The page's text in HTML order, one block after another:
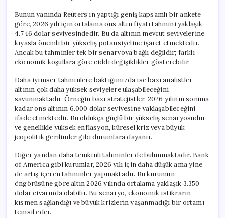
Bunun yanında Reuters’ın yaptığı geniş kapsamlı bir ankete
göre, 2026 yılı için ortalama ons altın fiyatı tahmini yaklaşık
4.746 dolar seviyesindedir. Bu da altının mevcut seviyelerine
kıyasla önemli bir yükseliş potansiyeline işaret etmektedir.
Ancak bu tahminler tek bir senaryoya bağlı değildir; farklı
ekonomik koşullara göre ciddi değişiklikler gösterebilir.
Daha iyimser tahminlere baktığımızda ise bazı analistler
altının çok daha yüksek seviyelere ulaşabileceğini
savunmaktadır. Örneğin bazı stratejistler, 2026 yılının sonuna
kadar ons altının 6.000 dolar seviyesine yaklaşabileceğini
ifade etmektedir. Bu oldukça güçlü bir yükseliş senaryosudur
ve genellikle yüksek enflasyon, küresel kriz veya büyük
jeopolitik gerilimler gibi durumlara dayanır.
Diğer yandan daha temkinli tahminler de bulunmaktadır. Bank
of America gibi kurumlar, 2026 yılı için daha düşük ama yine
de artış içeren tahminler yapmaktadır. Bu kurumun
öngörüsüne göre altın 2026 yılında ortalama yaklaşık 3.350
dolar civarında olabilir. Bu senaryo, ekonomik istikrarın
kısmen sağlandığı ve büyük krizlerin yaşanmadığı bir ortamı
temsil eder.